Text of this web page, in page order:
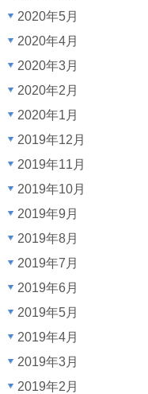
2020年5月
2020年4月
2020年3月
2020年2月
2020年1月
2019年12月
2019年11月
2019年10月
2019年9月
2019年8月
2019年7月
2019年6月
2019年5月
2019年4月
2019年3月
2019年2月